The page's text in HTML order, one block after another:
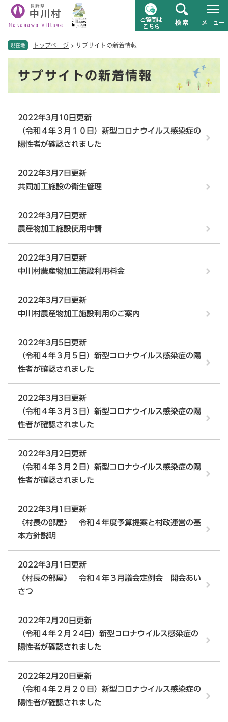
現在地 トップページ > サブサイトの新着情報
サブサイトの新着情報
2022年3月10日更新
（令和４年３月１０日）新型コロナウイルス感染症の
陽性者が確認されました
2022年3月7日更新
共同加工施設の衛生管理
2022年3月7日更新
農産物加工施設使用申請
2022年3月7日更新
中川村農産物加工施設利用料金
2022年3月7日更新
中川村農産物加工施設利用のご案内
2022年3月5日更新
（令和４年３月５日）新型コロナウイルス感染症の陽
性者が確認されました
2022年3月3日更新
（令和４年３月３日）新型コロナウイルス感染症の陽
性者が確認されました
2022年3月2日更新
（令和４年３月２日）新型コロナウイルス感染症の陽
性者が確認されました
2022年3月1日更新
《村長の部屋》 令和４年度予算提案と村政運営の基
本方針説明
2022年3月1日更新
《村長の部屋》 令和４年３月議会定例会 開会あい
さつ
2022年2月20日更新
（令和４年２月２4日）新型コロナウイルス感染症の
陽性者が確認されました
2022年2月20日更新
（令和４年２月２０日）新型コロナウイルス感染症の
陽性者が確認されました